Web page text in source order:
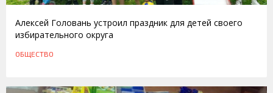
Алексей Головань устроил праздник для детей своего
избирательного округа
ОБЩЕСТВО